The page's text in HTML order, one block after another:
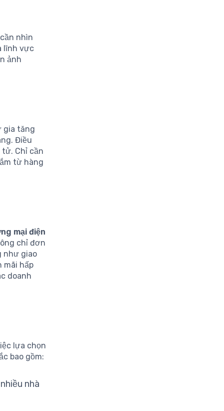
nhìn
lĩnh vực
ảnh
gia tăng
Điều
Chỉ cần
từ hàng
mại điện
chỉ đơn
như giao
mãi hấp
doanh
lựa chọn
bao gồm:
nhà